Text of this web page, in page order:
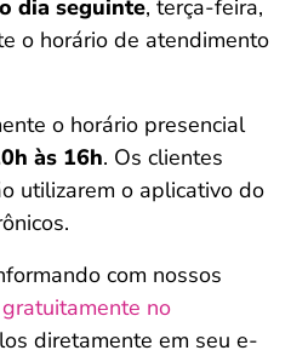
dia seguinte, terça-feira,
o horário de atendimento
o horário presencial
às 16h. Os clientes
utilizarem o aplicativo do
com nossos
no
diretamente em seu e-